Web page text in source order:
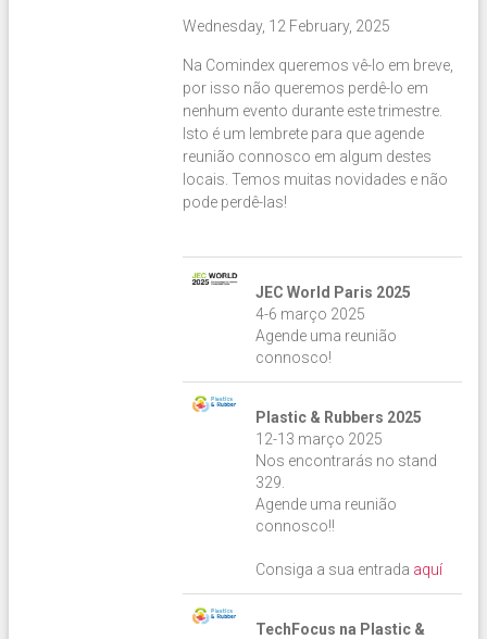
Wednesday, 12 February, 2025
Na Comindex queremos vê-lo em breve,
por isso não queremos perdê-lo em
nenhum evento durante este trimestre.
Isto é um lembrete para que agende
reunião connosco em algum destes
locais. Temos muitas novidades e não
pode perdê-las!
JEC World Paris 2025
4-6 março 2025
Agende uma reunião
connosco!
Plastic & Rubbers 2025
12-13 março 2025
Nos encontrarás no stand
329.
Agende uma reunião
connosco!!
Consiga a sua entrada aquí
TechFocus na Plastic &